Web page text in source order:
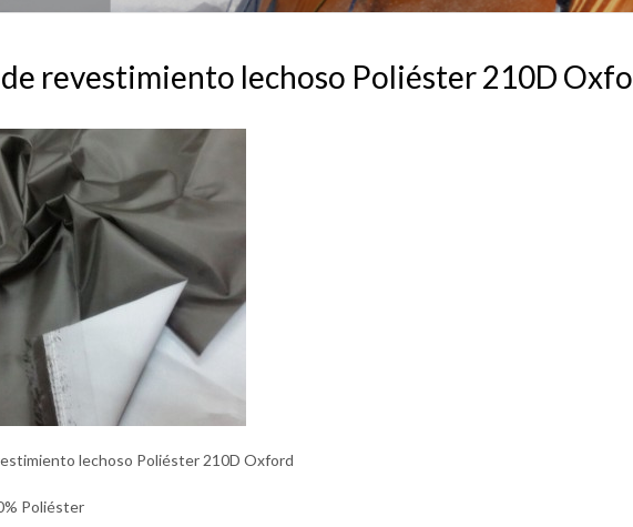
revestimiento lechoso Poliéster 210D
lechoso Poliéster 210D Oxford
Poliéster